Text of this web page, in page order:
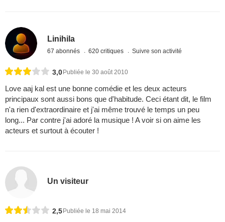
Linihila
67 abonnés 620 critiques Suivre son activité
3,0Publiée le 30 août 2010
Love aaj kal est une bonne comédie et les deux acteurs
principaux sont aussi bons que d'habitude. Ceci étant dit, le film
n'a rien d'extraordinaire et j'ai même trouvé le temps un peu
long... Par contre j'ai adoré la musique ! A voir si on aime les
acteurs et surtout à écouter !
Un visiteur
2,5Publiée le 18 mai 2014